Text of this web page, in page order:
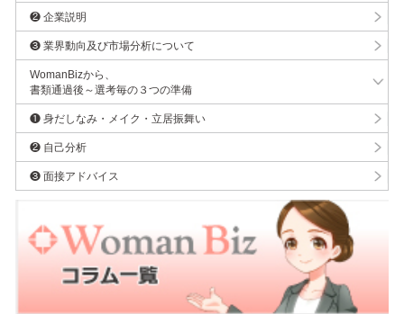
❷ 企業説明
❸ 業界動向及び市場分析について
WomanBizから、
書類通過後～選考毎の３つの準備
❶ 身だしなみ・メイク・立居振舞い
❷ 自己分析
❸ 面接アドバイス